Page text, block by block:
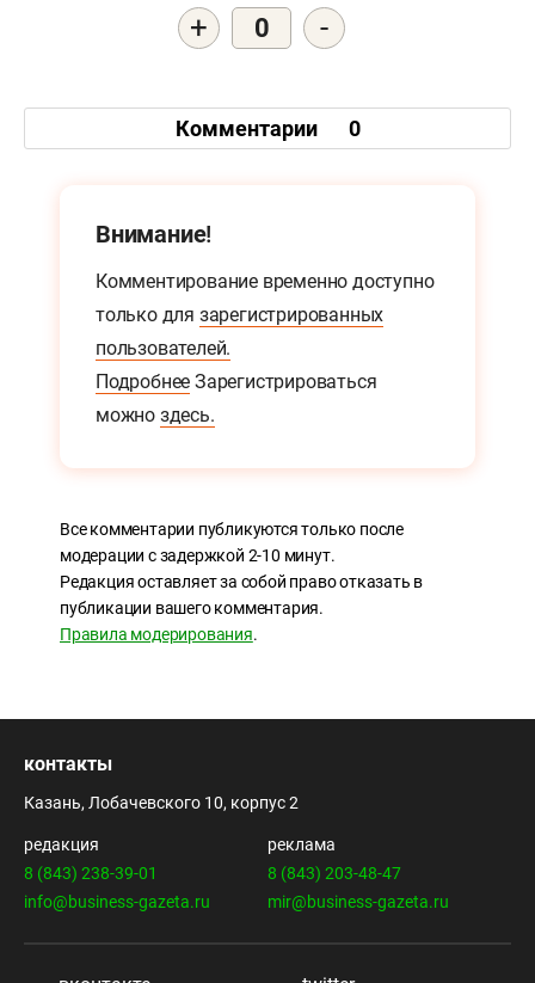
+ 0 -
Комментарии 0
Внимание!
Комментирование временно доступно
только для зарегистрированных
пользователей.
Подробнее Зарегистрироваться
можно здесь.
Все комментарии публикуются только после
модерации с задержкой 2-10 минут.
Редакция оставляет за собой право отказать в
публикации вашего комментария.
Правила модерирования.
контакты
Казань, Лобачевского 10, корпус 2
редакция
8 (843) 238-39-01
info@business-gazeta.ru
реклама
8 (843) 203-48-47
mir@business-gazeta.ru